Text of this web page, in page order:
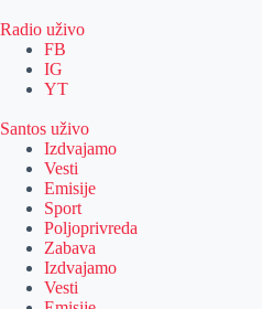
Radio uživo
FB
IG
YT
Santos uživo
Izdvajamo
Vesti
Emisije
Sport
Poljoprivreda
Zabava
Izdvajamo
Vesti